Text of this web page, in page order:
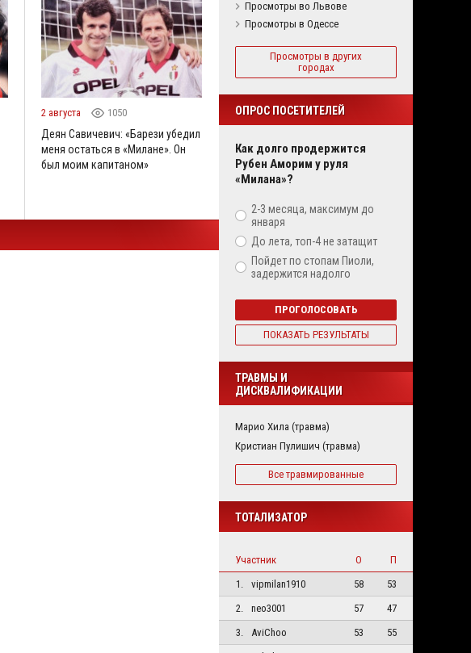
2 августа 1050
Деян Савичевич: «Барези убедил
меня остаться в «Милане». Он
был моим капитаном»
Просмотры во Львове
Просмотры в Одессе
Просмотры в других
городах
ОПРОС ПОСЕТИТЕЛЕЙ
Как долго продержится
Рубен Аморим у руля
«Милана»?
2-3 месяца, максимум до
января
До лета, топ-4 не затащит
Пойдет по стопам Пиоли,
задержится надолго
ПРОГОЛОСОВАТЬ
ПОКАЗАТЬ РЕЗУЛЬТАТЫ
ТРАВМЫ И
ДИСКВАЛИФИКАЦИИ
Марио Хила (травма)
Кристиан Пулишич (травма)
Все травмированные
ТОТАЛИЗАТОР
Участник О
П
1.
vipmilan1910 58
53
2.
neo3001 57
47
3.
AviChoo 53
55